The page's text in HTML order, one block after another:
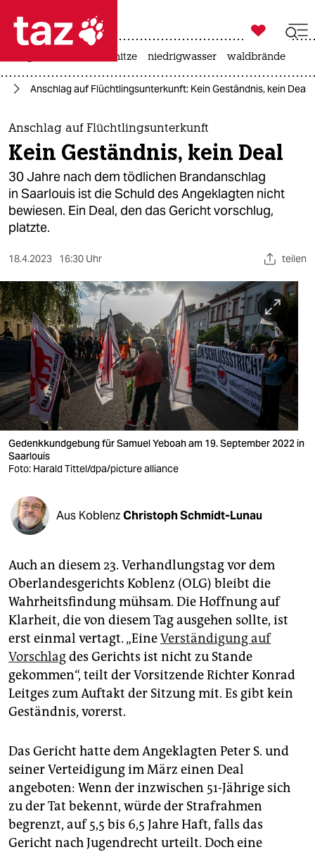
 taz zahl ich
taz zahl ich
themen
politik
öko
gesellschaft
kultur
sport
berlin
nord
wahrheit
verlag
verlag
veranstaltungen
shop
fragen & hilfe
abo
genossenschaft
epaper login

taz zahl ich
hitze niedrigwasser waldbrände
Anschlag auf Flüchtlingsunterkunft: Kein Geständnis, kein Deal
Anschlag auf Flüchtlingsunterkunft
Kein Geständnis, kein Deal
30 Jahre nach dem tödlichen Brandanschlag
in Saarlouis ist die Schuld des Angeklagten nicht
bewiesen. Ein Deal, den das Gericht vorschlug,
platzte.
18.4.2023 16:30 Uhr teilen
Gedenkkundgebung für Samuel Yeboah am 19. September 2022 in
Saarlouis
Foto: Harald Tittel/dpa/picture alliance
Aus KoblenzChristoph Schmidt-Lunau
Auch an diesem 23. Verhandlungstag vor dem
Oberlandesgerichts Koblenz (OLG) bleibt die
Wahrheitsfindung mühsam. Die Hoffnung auf
Klarheit, die von diesem Tag ausgehen sollte, ist
erst einmal vertagt. „EineVerständigung auf
Vorschlagdes Gerichts ist nicht zu Stande
gekommen“, teilt der Vorsitzende Richter Konrad
Leitges zum Auftakt der Sitzung mit. Es gibt kein
Geständnis, vorerst.
Das Gericht hatte dem Angeklagten Peter S. und
seiner Verteidigung im März einen Deal
angeboten: Wenn der inzwischen 51-Jährige sich
zu der Tat bekennt, würde der Strafrahmen
begrenzt, auf 5,5 bis 6,5 Jahre Haft, falls das
Gericht nach Jugendrecht urteilt. Doch eine